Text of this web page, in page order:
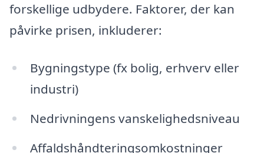
forskellige udbydere. Faktorer, der kan
påvirke prisen, inkluderer:
Bygningstype (fx bolig, erhverv eller
industri)
Nedrivningens vanskelighedsniveau
Affaldshåndteringsomkostninger